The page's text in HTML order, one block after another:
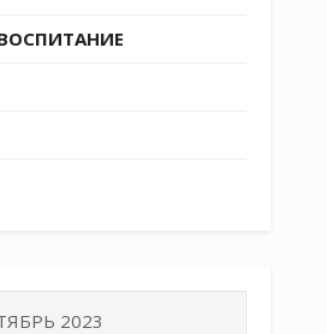
2023